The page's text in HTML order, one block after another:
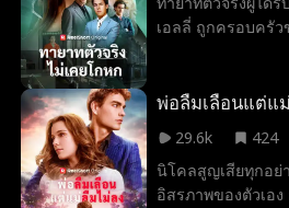
เอลลี่ ถูกครอบครัว
ลูกสาวตัวปลอม เอ
ตัวออกมา ทั้งที่หัวใ
กลับยังมองว่าเธอเ
วันที่พ่อของเธอตีเ
พ่อลืมเลือนแต่แ
29.6k
424
นิโคลสูญเสียทุกอย่
อิสรภาพของตัวเอ